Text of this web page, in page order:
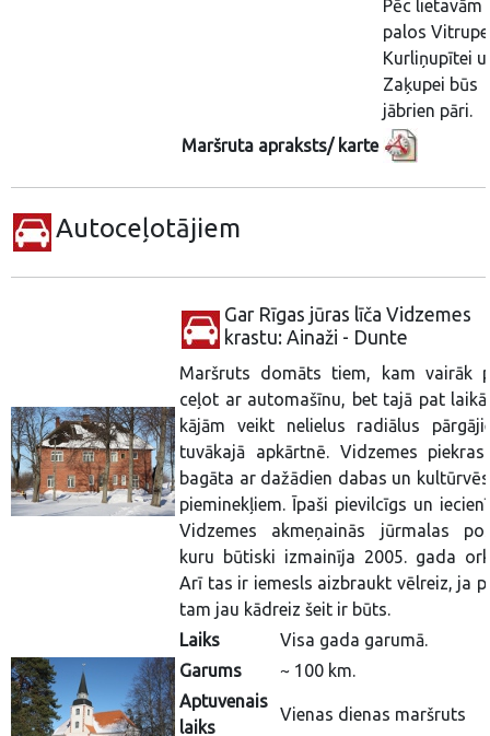
Pēc lietavām
palos
Kurliņupītei
Zaķupei būs
jābrien pāri.
Maršruta apraksts/ karte
Autoceļotājiem
Gar Rīgas jūras līča Vidzemes
krastu: Ainaži - Dunte
Maršruts domāts tiem, kam vairāk
ceļot ar automašīnu, bet tajā pat
kājām veikt nelielus radiālus
tuvākajā apkārtnē. Vidzemes
bagāta ar dažādien dabas un
pieminekļiem. Īpaši pievilcīgs un
Vidzemes akmeņainās jūrmalas
kuru būtiski izmainīja 2005. gada
Arī tas ir iemesls aizbraukt vēlreiz, ja
tam jau kādreiz šeit ir būts.
Laiks
Visa gada garumā.
Garums
~ 100 km.
Aptuvenais
laiks
Vienas dienas maršruts